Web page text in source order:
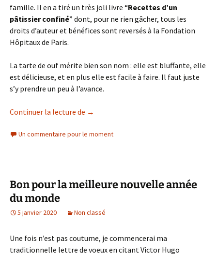
famille. Il en a tiré un très joli livre “Recettes d’un
pâtissier confiné” dont, pour ne rien gâcher, tous les
droits d’auteur et bénéfices sont reversés à la Fondation
Hôpitaux de Paris.
La tarte de ouf mérite bien son nom : elle est bluffante, elle
est délicieuse, et en plus elle est facile à faire. Il faut juste
s’y prendre un peu à l’avance.
Continuer la lecture de La tarte de ouf de Christophe Michalak
→
Un commentaire pour le moment
Bon pour la meilleure nouvelle année
du monde
5 janvier 2020 Non classé
Une fois n’est pas coutume, je commencerai ma
traditionnelle lettre de voeux en citant Victor Hugo